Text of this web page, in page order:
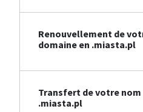
Renouvellement de
domaine en .miasta.pl
Transfert de votre nom
.miasta.pl